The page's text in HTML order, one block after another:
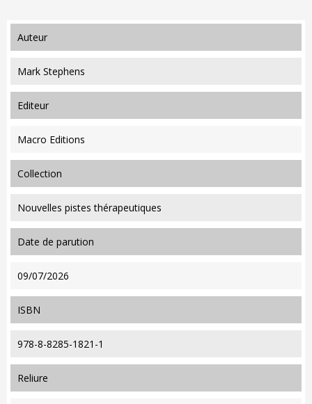
auteur
Mark Stephens
editeur
Macro Editions
collection
Nouvelles pistes thérapeutiques
date de parution
09/07/2026
ISBN
978-8-8285-1821-1
reliure